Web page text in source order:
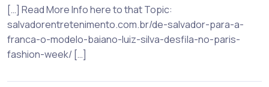
[…] Read More Info here to that Topic:
salvadorentretenimento.com.br/de-salvador-para-a-
franca-o-modelo-baiano-luiz-silva-desfila-no-paris-
fashion-week/ […]